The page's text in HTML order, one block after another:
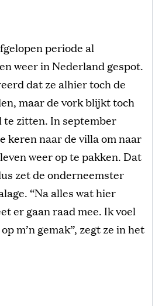
periode al
weer in Nederland gespot.
dat ze alhier toch de
maar de vork blijkt toch
te zitten. In september
keren naar de villa om naar
weer op te pakken. Dat
zet de onderneemster
“Na alles wat hier
er gaan raad mee. Ik voel
m’n gemak”, zegt ze in het